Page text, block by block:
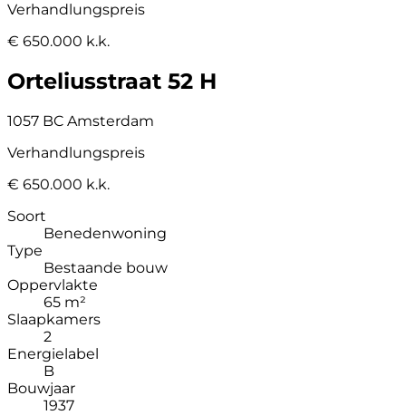
Verhandlungspreis
€ 650.000 k.k.
Orteliusstraat 52 H
1057 BC Amsterdam
Verhandlungspreis
€ 650.000 k.k.
Soort
Benedenwoning
Type
Bestaande bouw
Oppervlakte
65 m²
Slaapkamers
2
Energielabel
B
Bouwjaar
1937